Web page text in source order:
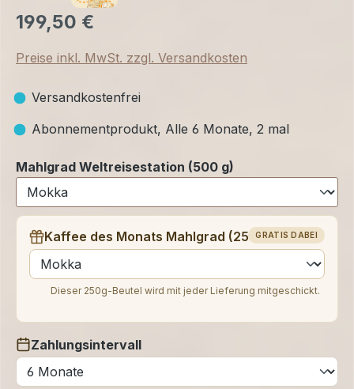
199,50 €
Preise inkl. MwSt. zzgl. Versandkosten
Versandkostenfrei
Abonnementprodukt, Alle 6 Monate, 2 mal
Mahlgrad Weltreisestation (500 g)
GRATIS DABEI
Kaffee des Monats Mahlgrad (250 g)
auswählen
Dieser 250g-Beutel wird mit jeder Lieferung mitgeschickt.
Zahlungsintervall
auswählen